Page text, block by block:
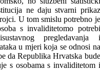
ne daju stvarni prikaz
U tom smislu potrebno je
s invaliditetomo potrebi
pregledavanja i
u mjeri koja se odnosi na
da Republika Hrvatska bude
s osobama s invaliditetom i